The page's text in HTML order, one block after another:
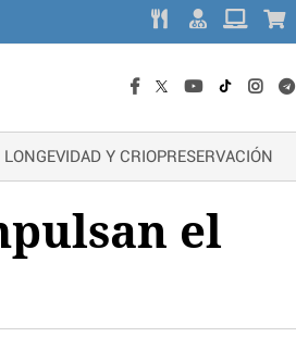
LONGEVIDAD Y CRIOPRESERVACIÓN
el